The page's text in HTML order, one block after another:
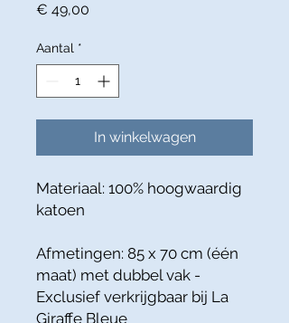
€ 49,00
Aantal *
In winkelwagen
Materiaal: 100% hoogwaardig
katoen
Afmetingen: 85 x 70 cm (één
maat) met dubbel vak -
Exclusief verkrijgbaar bij La
Giraffe Bleue